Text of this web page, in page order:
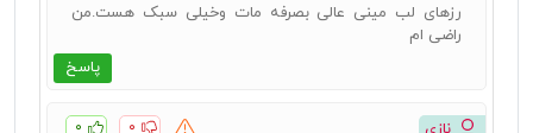
پاسخ
رزهای لب مینی عالی بصرفه مات وخیلی سبک هست.من
راضی ام
۰ ۰